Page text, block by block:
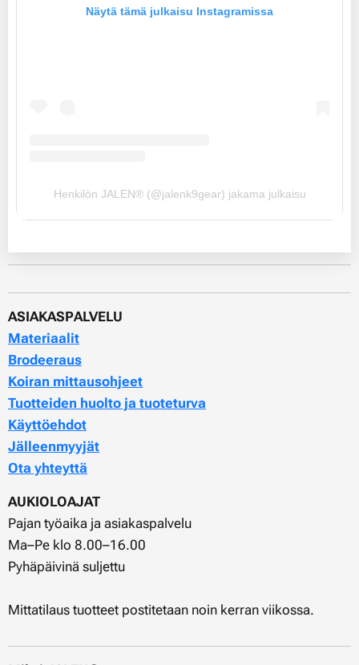
Näytä tämä julkaisu Instagramissa
Henkilön JALEN®️ (@jalenk9gear) jakama julkaisu
ASIAKASPALVELU
Materiaalit
Brodeeraus
Koiran mittausohjeet
Tuotteiden huolto ja tuoteturva
Käyttöehdot
Jälleenmyyjät
Ota yhteyttä
AUKIOLOAJAT
Pajan työaika ja asiakaspalvelu
Ma–Pe klo 8.00–16.00
Pyhäpäivinä suljettu
Mittatilaus tuotteet postitetaan noin kerran viikossa.